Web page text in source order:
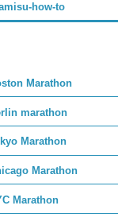
how-to
Marathon
marathon
Marathon
Marathon
Marathon